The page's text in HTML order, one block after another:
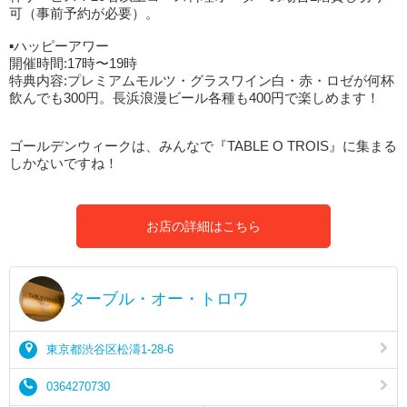
可（事前予約が必要）。
▪ハッピーアワー
開催時間:17時〜19時
特典内容:プレミアムモルツ・グラスワイン白・赤・ロゼが何杯
飲んでも300円。長浜浪漫ビール各種も400円で楽しめます！
ゴールデンウィークは、みんなで『TABLE O TROIS』に集まる
しかないですね！
お店の詳細はこちら
ターブル・オー・トロワ
東京都渋谷区松濤1-28-6
0364270730